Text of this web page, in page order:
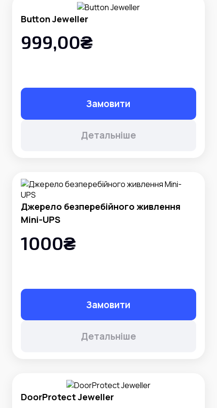
Button Jeweller
999,00₴
Замовити
Детальніше
Джерело безперебійного живлення
Mini-UPS
1000₴
Замовити
Детальніше
DoorProtect Jeweller